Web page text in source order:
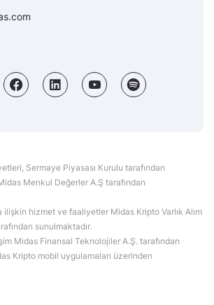
Sermaye Piyasası Kurulu tarafından
Menkul Değerler A.Ş tarafından
ilişkin hizmet ve faaliyetler Midas Kripto Varlık Alım
sunulmaktadır.
Midas Finansal Teknolojiler A.Ş. tarafından
Kripto mobil uygulamaları üzerinden